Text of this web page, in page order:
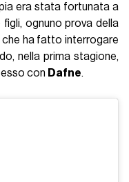
era stata fortunata a
ognuno prova della
che ha fatto interrogare
nella prima stagione,
con Dafne.